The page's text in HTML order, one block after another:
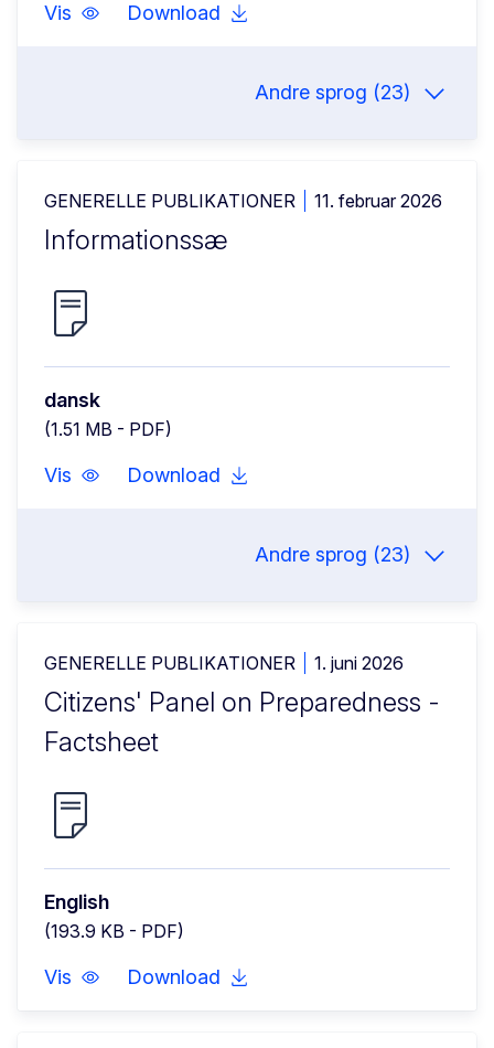
Vis Download
Andre sprog (23)
GENERELLE PUBLIKATIONER 11. februar 2026
Informationssæ
dansk
(1.51 MB - PDF)
Vis Download
Andre sprog (23)
GENERELLE PUBLIKATIONER 1. juni 2026
Citizens' Panel on Preparedness -
Factsheet
English
(193.9 KB - PDF)
Vis Download